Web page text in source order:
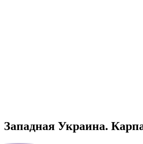
Западная Украина.